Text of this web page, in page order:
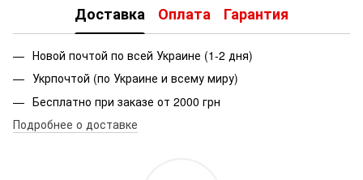
Доставка Оплата Гарантия
Новой почтой по всей Украине (1-2 дня)
Укрпочтой (по Украине и всему миру)
Бесплатно при заказе от 2000 грн
Подробнее о доставке